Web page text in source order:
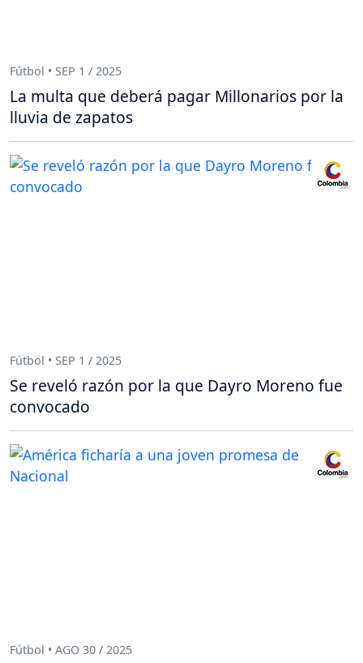
Fútbol • SEP 1 / 2025
La multa que deberá pagar Millonarios por la
lluvia de zapatos
Fútbol • SEP 1 / 2025
Se reveló razón por la que Dayro Moreno fue
convocado
Fútbol • AGO 30 / 2025